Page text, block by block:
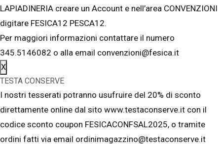
LAPIADINERIA creare un Account e nell’area CONVENZIONI
digitare FESICA12 PESCA12.
Per maggiori informazioni contattare il numero
345.5146082 o alla email convenzioni@fesica.it
X
TESTA CONSERVE
I nostri tesserati potranno usufruire del 20% di sconto
direttamente online dal sito www.testaconserve.it con il
codice sconto coupon FESICACONFSAL2025, o tramite
ordini fatti via email ordinimagazzino@testaconserve.it